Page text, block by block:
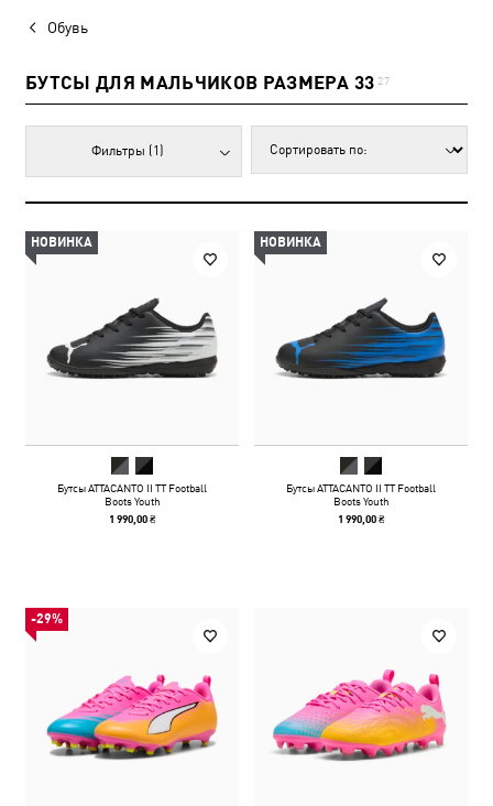
Обувь
БУТСЫ ДЛЯ МАЛЬЧИКОВ РАЗМЕРА 33 27
Фильтры (1)
НОВИНКА
Бутсы ATTACANTO II TT Football
Boots Youth
1 990,00 ₴
НОВИНКА
Бутсы ATTACANTO II TT Football
Boots Youth
1 990,00 ₴
-29%